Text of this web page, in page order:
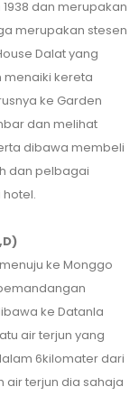
dan merupakan
merupakan stesen
Dalat yang
menaiki kereta
ke Garden
dan melihat
dibawa membeli
dan pelbagai
ke Monggo
ke Datanla
air terjun yang
6kilomater dari
air terjun dia sahaja